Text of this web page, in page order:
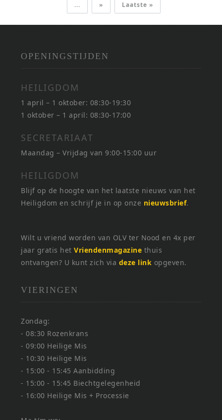
... » Laatste »
OPENINGSTIJDEN
HEILIGDOM
1 april – 1 oktober: 08:30-19:30
1 oktober – 1 april: 08:30-17:00
SECRETARIAAT
Maandag – Vrijdag van 9:00-15:00 uur
HEILIGDOM
Blijf op de hoogte van het laatste nieuws van het
Heiligdom en schrijf je in op onze nieuwsbrief.
Wilt u vriend worden van OLV ter Nood en 4x per
jaar gratis hetVriendenmagazine thuis
ontvangen? U kunt zich via deze link opgeven.
VIERINGEN
Zondag:
- 08:30 Rozenkrans
- 09:00 Heilige Mis
- 10:30 Heilige Mis
- 15:00 - 15:45 Aanbidding
- 15:00 - 15:45 Biechtgelegenheid
- 16:00 Heilige Mis + Processie